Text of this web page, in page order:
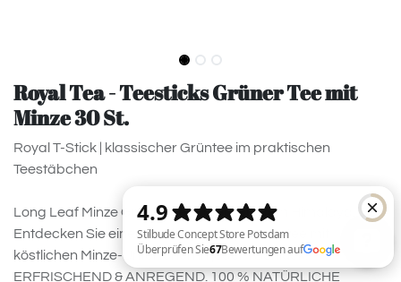
Royal Tea - Teesticks Grüner Tee mit
Minze 30 St.
Royal T-Stick | klassischer Grüntee im praktischen
Teestäbchen
Long Leaf Minze Grüne Teeblätter aus dem Himalaya.
Entdecken Sie einen sanften & milden Grüntee mit
köstlichen Minze-Untertönen in jedem Schluck.
ERFRISCHEND & ANREGEND. 100 % NATÜRLICHE